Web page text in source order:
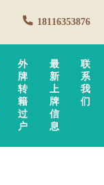
18116353876
外
牌
转
籍
过
户
最
新
上
牌
信
息
联
系
我
们